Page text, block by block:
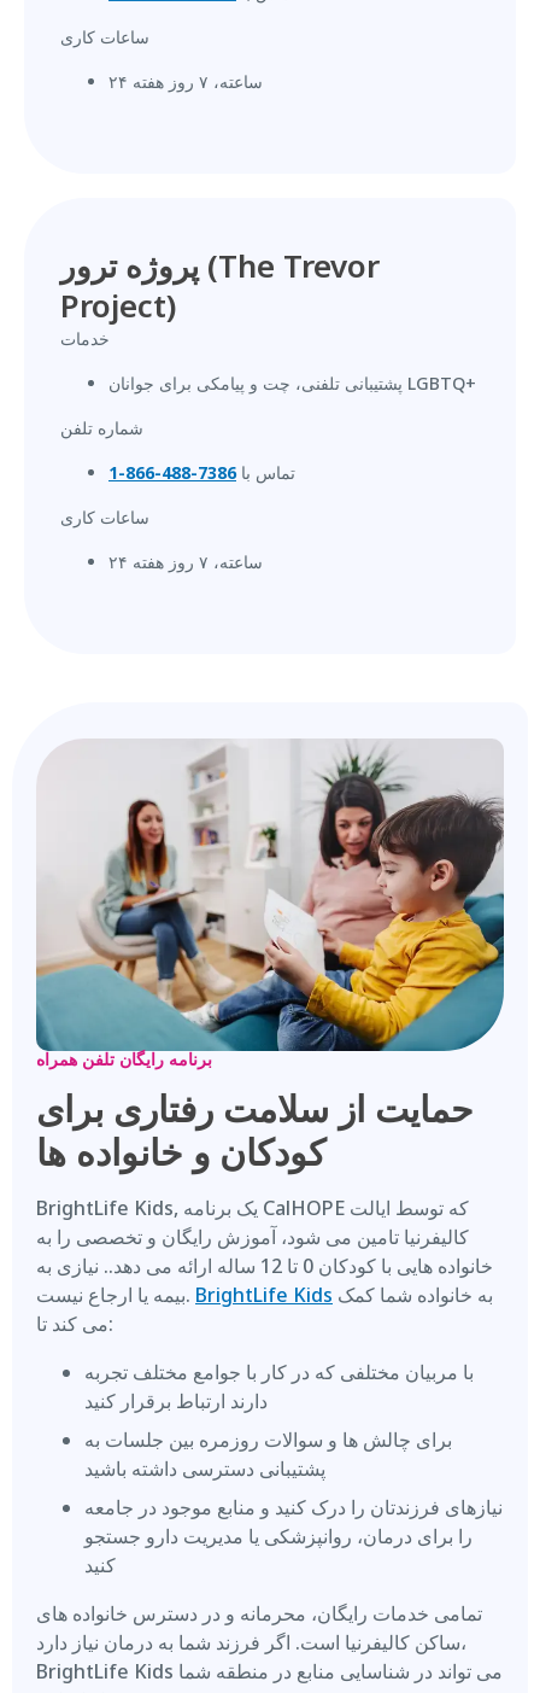
ساعات کاری
۲۴ ساعته، ۷ روز هفته
پروژه ترور (The Trevor
Project)
خدمات
پشتیبانی تلفنی، چت و پیامکی برای جوانان LGBTQ+
شماره تلفن
تماس با7386-488-866-1
ساعات کاری
۲۴ ساعته، ۷ روز هفته
برنامه رایگان تلفن همراه
حمایت از سلامت رفتاری برای
کودکان و خانواده ها
BrightLife Kids, یک برنامه CalHOPE که توسط ایالت
کالیفرنیا تامین می شود، آموزش رایگان و تخصصی را به
خانواده هایی با کودکان 0 تا 12 ساله ارائه می دهد.. نیازی به
بیمه یا ارجاع نیست. BrightLife Kids
می کند تا:
با مربیان مختلفی که در کار با جوامع مختلف تجربه
دارند ارتباط برقرار کنید
برای چالش ها و سوالات روزمره بین جلسات به
پشتیبانی دسترسی داشته باشید
نیازهای فرزندتان را درک کنید و منابع موجود در جامعه
را برای درمان، روانپزشکی یا مدیریت دارو جستجو
کنید
تمامی خدمات رایگان، محرمانه و در دسترس خانواده های
ساکن کالیفرنیا است. اگر فرزند شما به درمان نیاز دارد،
BrightLife Kids می تواند در شناسایی منابع در منطقه شما